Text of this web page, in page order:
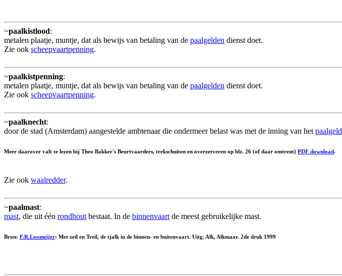
~paalkistlood:
metalen plaatje, muntje, dat als bewijs van betaling van de paalgelden dienst doet.
Zie ook scheepvaartpenning.
~paalkistpenning:
metalen plaatje, muntje, dat als bewijs van betaling van de paalgelden dienst doet.
Zie ook scheepvaartpenning.
~paalknecht:
door de stad (Amsterdam) aangestelde ambtenaar die ondermeer belast was met de inning van het paalgeld
Meer daarover valt te lezen bij Theo Bakker's Beurtvaarders, trekschuiten en overzetveren op blz. 26 (of daar omtrent) PDF download.
Zie ook waalredder.
~paalmast:
mast, die uit één rondhoutbestaat. In de binnenvaartde meest gebruikelijke mast.
Bron: F.R.Loomeijer: Met zeil en Treil, de tjalk in de binnen- en buitenvaart. Uitg. Alk, Alkmaar. 2de druk 1999